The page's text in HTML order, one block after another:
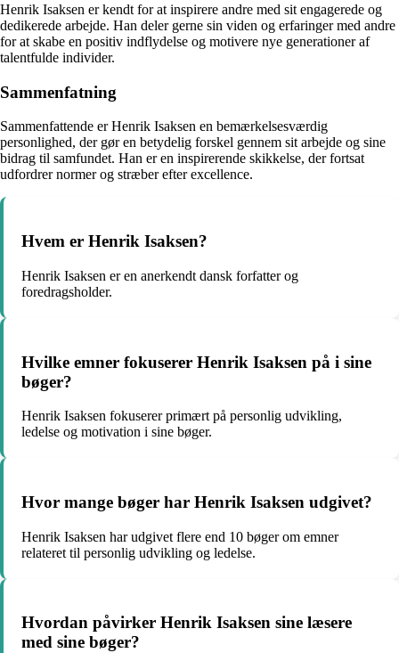
Henrik Isaksen er kendt for at inspirere andre med sit engagerede og
dedikerede arbejde. Han deler gerne sin viden og erfaringer med andre
for at skabe en positiv indflydelse og motivere nye generationer af
talentfulde individer.
Sammenfatning
Sammenfattende er Henrik Isaksen en bemærkelsesværdig
personlighed, der gør en betydelig forskel gennem sit arbejde og sine
bidrag til samfundet. Han er en inspirerende skikkelse, der fortsat
udfordrer normer og stræber efter excellence.
Hvem er Henrik Isaksen?
Henrik Isaksen er en anerkendt dansk forfatter og
foredragsholder.
Hvilke emner fokuserer Henrik Isaksen på i sine
bøger?
Henrik Isaksen fokuserer primært på personlig udvikling,
ledelse og motivation i sine bøger.
Hvor mange bøger har Henrik Isaksen udgivet?
Henrik Isaksen har udgivet flere end 10 bøger om emner
relateret til personlig udvikling og ledelse.
Hvordan påvirker Henrik Isaksen sine læsere
med sine bøger?